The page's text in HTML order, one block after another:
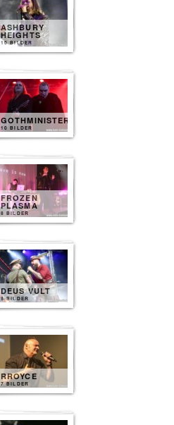
ASHBURY
HEIGHTS
10 BILDER
GOTHMINISTER
10 BILDER
FROZEN
PLASMA
8 BILDER
DEUS VULT
8 BILDER
RROYCE
7 BILDER